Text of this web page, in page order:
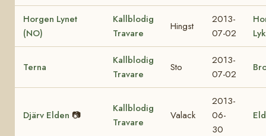
Horgen Lynet
(NO)
Kallblodig
Travare
Hingst
2013-
07-02
Terna
Kallblodig
Travare
Sto
2013-
07-02
Djärv Elden 📷
Kallblodig
Travare
Valack
2013-
06-
30